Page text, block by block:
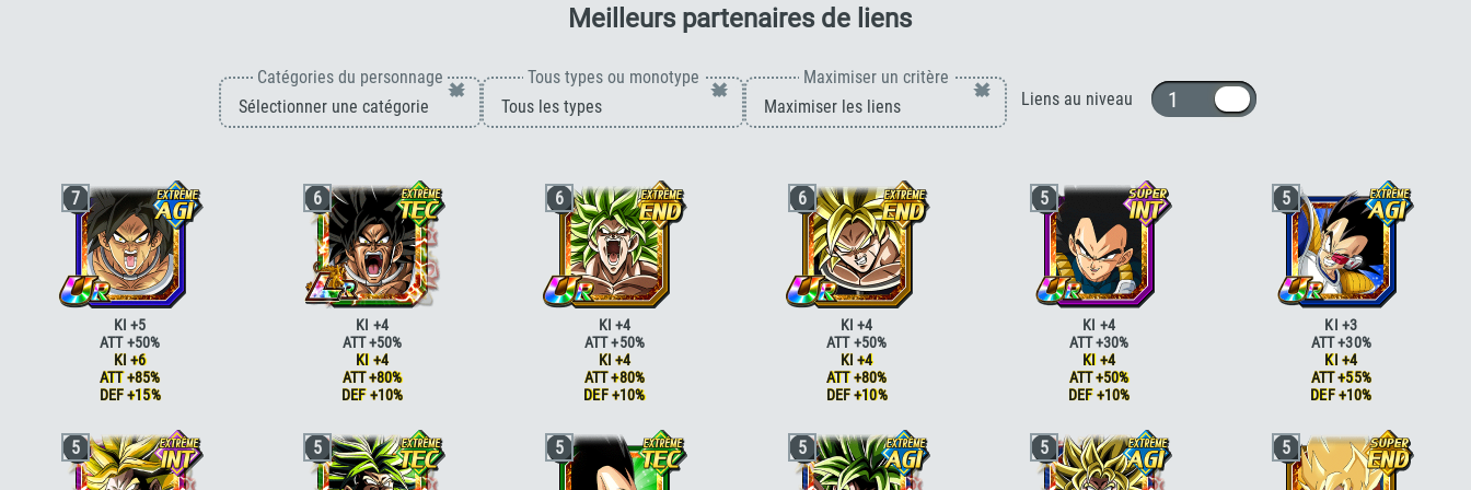
Meilleurs partenaires de lienspour Broly [PUI]
Catégories du personnage × Tous types ou monotype × Maximiser un critère × Liens au niveau 1 ou 10
7
Génie
ATT +10%
GénieATT +15%
Race saiyanATT +5%
Race saiyanATT +10%
KI +5
ATT +50%
KI +6
ATT +85%
DEF +15%
6
Génie
ATT +10%
GénieATT +15%
Race saiyanATT +5%
Race saiyanATT +10%
KI +4
ATT +50%
KI +4
ATT +80%
DEF +10%
6
Génie
ATT +10%
GénieATT +15%
Race saiyan ATT +5%
Race saiyanATT +10%
KI +4
ATT +50%
KI +4
ATT +80%
DEF +10%
6
Génie
ATT +10%
GénieATT +15%
Race saiyanATT +5%
Race saiyanATT +10%
KI +4
ATT +50%
KI +4
ATT +80%
DEF +10%
5
Génie
ATT +10%
GénieATT +15%
Race saiyanATT +5%
Race saiyanATT +10%
KI +4
ATT +30%
KI +4
ATT +50%
DEF +10%
5
Génie
ATT +10%
GénieATT +15%
Race saiyanATT +5%
Race saiyanATT +10%
KI +3
ATT +30%
KI +4
ATT +55%
DEF +10%
5 5 5 5 5 5